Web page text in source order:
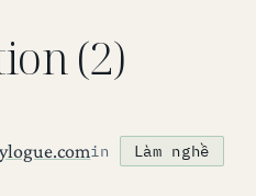
(2)
in Làm nghề